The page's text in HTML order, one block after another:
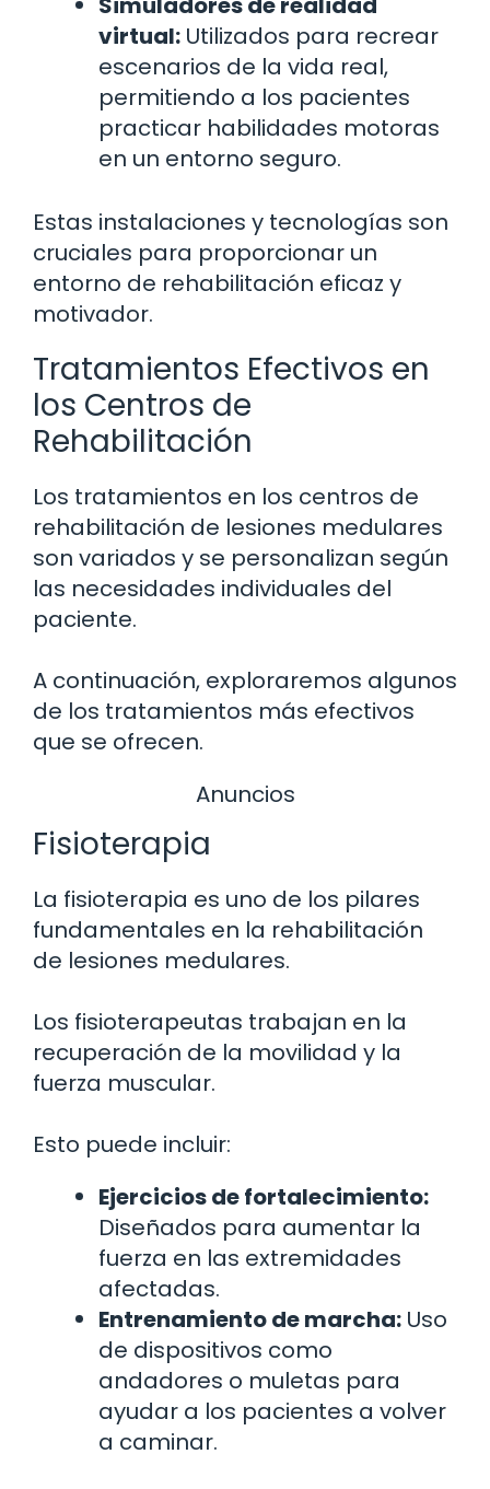
virtual: Utilizados para recrear
escenarios de la vida real,
permitiendo a los pacientes
practicar habilidades motoras
en un entorno seguro.
Estas instalaciones y tecnologías son
cruciales para proporcionar un
entorno de rehabilitación eficaz y
motivador.
Tratamientos Efectivos en
los Centros de
Rehabilitación
Los tratamientos en los centros de
rehabilitación de lesiones medulares
son variados y se personalizan según
las necesidades individuales del
paciente.
A continuación, exploraremos algunos
de los tratamientos más efectivos
que se ofrecen.
Anuncios
Fisioterapia
La fisioterapia es uno de los pilares
fundamentales en la rehabilitación
de lesiones medulares.
Los fisioterapeutas trabajan en la
recuperación de la movilidad y la
fuerza muscular.
Esto puede incluir:
Ejercicios de fortalecimiento:
Diseñados para aumentar la
fuerza en las extremidades
afectadas.
Entrenamiento de marcha: Uso
de dispositivos como
andadores o muletas para
ayudar a los pacientes a volver
a caminar.